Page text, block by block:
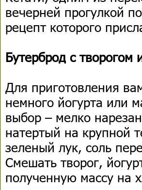
вечерней прогулкой
рецепт которого
Бутерброд с творогом
Для приготовления
немного йогурта или
выбор – мелко
натертый на крупной
зеленый лук, соль
Смешать творог,
полученную массу на